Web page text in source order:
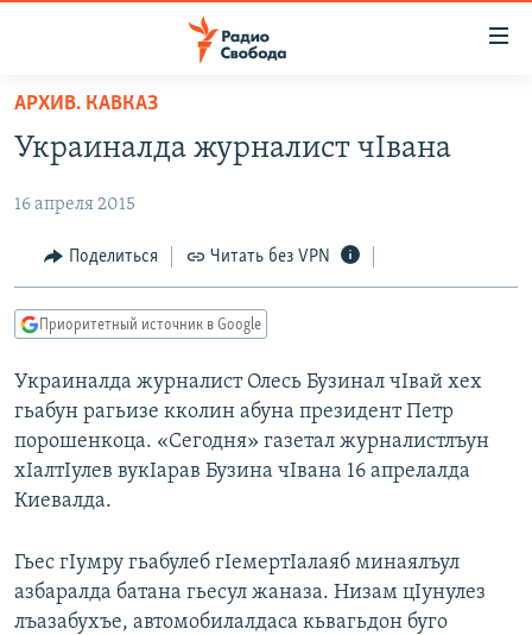
упрощенного
доступа
содержанию
Вернутся
навигации
Вернутся
поиску
ПОДКАСТЫ
АВТОРСКИЕ ПРОЕКТЫ
ЦИТАТЫ СВОБОДЫ
КУЛЬТУРА
IDEL.РЕАЛИИ
КАВКАЗ.РЕАЛИИ
СЕВЕР.РЕАЛИИ
СИБИРЬ.РЕАЛИИ
РАСПИСАНИЕ ВЕЩАНИЯ
ПОДПИШИТЕСЬ НА РАССЫЛКУ
АРХИВ. КАВКАЗ
Украиналда журналист чIвана
16 апреля 2015
Поделиться Читать без VPN
Приоритетный источник в Google
Украиналда журналист Олесь Бузинал чIвай хех
гьабун рагьизе кколин абуна президент Петр
порошенкоца. «Сегодня» газетал журналистлъун
хIалтIулев вукIарав Бузина чIвана 16 апрелалда
Киевалда.
Гьес гIумру гьабулеб гIемертIалаяб минаялъул
азбаралда батана гьесул жаназа. Низам цIунулез
лъазабухъе, автомобилалдаса кьвагьдон буго